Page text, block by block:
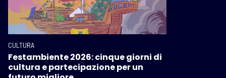
CULTURA
Festambiente 2026: cinque giorni di
cultura e partecipazione per un